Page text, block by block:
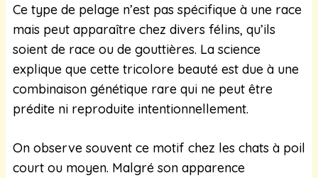
Ce type de pelage n’est pas spécifique à une race
mais peut apparaître chez divers félins, qu’ils
soient de race ou de gouttières. La science
explique que cette tricolore beauté est due à une
combinaison génétique rare qui ne peut être
prédite ni reproduite intentionnellement.
On observe souvent ce motif chez les chats à poil
court ou moyen. Malgré son apparence